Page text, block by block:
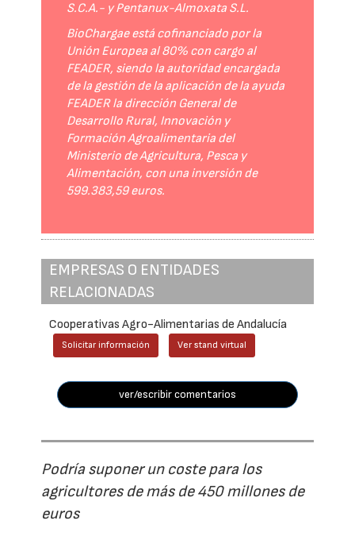
S.C.A.- y Pentanux-Almoxata S.L.
BioChargae está cofinanciado por la
Unión Europea al 80% con cargo al
FEADER, siendo la autoridad encargada
de la gestión de la aplicación de la ayuda
FEADER la dirección General de
Desarrollo Rural, Innovación y
Formación Agroalimentaria del
Ministerio de Agricultura, Pesca y
Alimentación, con una inversión de
599.383,59 euros.
EMPRESAS O ENTIDADES
RELACIONADAS
Cooperativas Agro-Alimentarias de Andalucía
Solicitar información Ver stand virtual
ver/escribir comentarios
Podría suponer un coste para los
agricultores de más de 450 millones de
euros